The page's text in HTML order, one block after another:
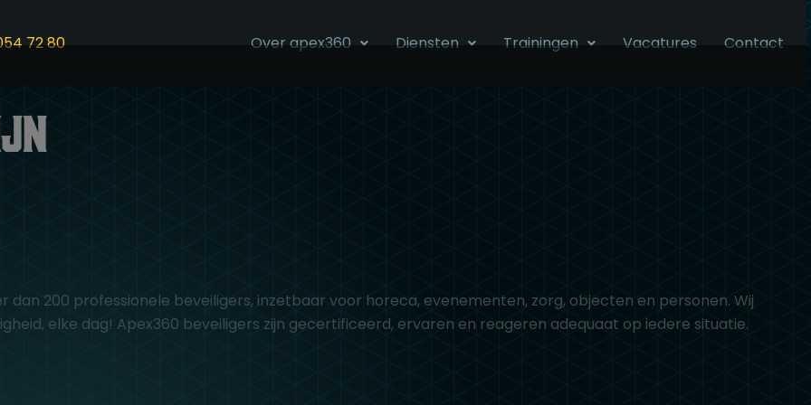
72 80 Over apex360 Diensten Trainingen Vacatures Contact
200 professionele beveiligers, inzetbaar voor horeca, evenementen, zorg, objecten en personen. Wij
elke dag! Apex360 beveiligers zijn gecertificeerd, ervaren en reageren adequaat op iedere situatie.